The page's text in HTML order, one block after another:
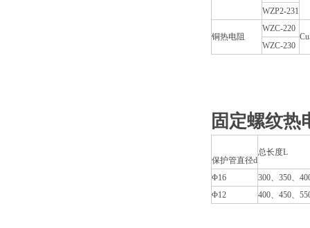
WZP2-231
铜热电阻
WZC-220
WZC-230
固定螺纹热
保护管直径d
总长度L
Φ16
300、350、
Φ12
400、450、